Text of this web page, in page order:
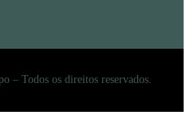
– Todos os direitos reservados.